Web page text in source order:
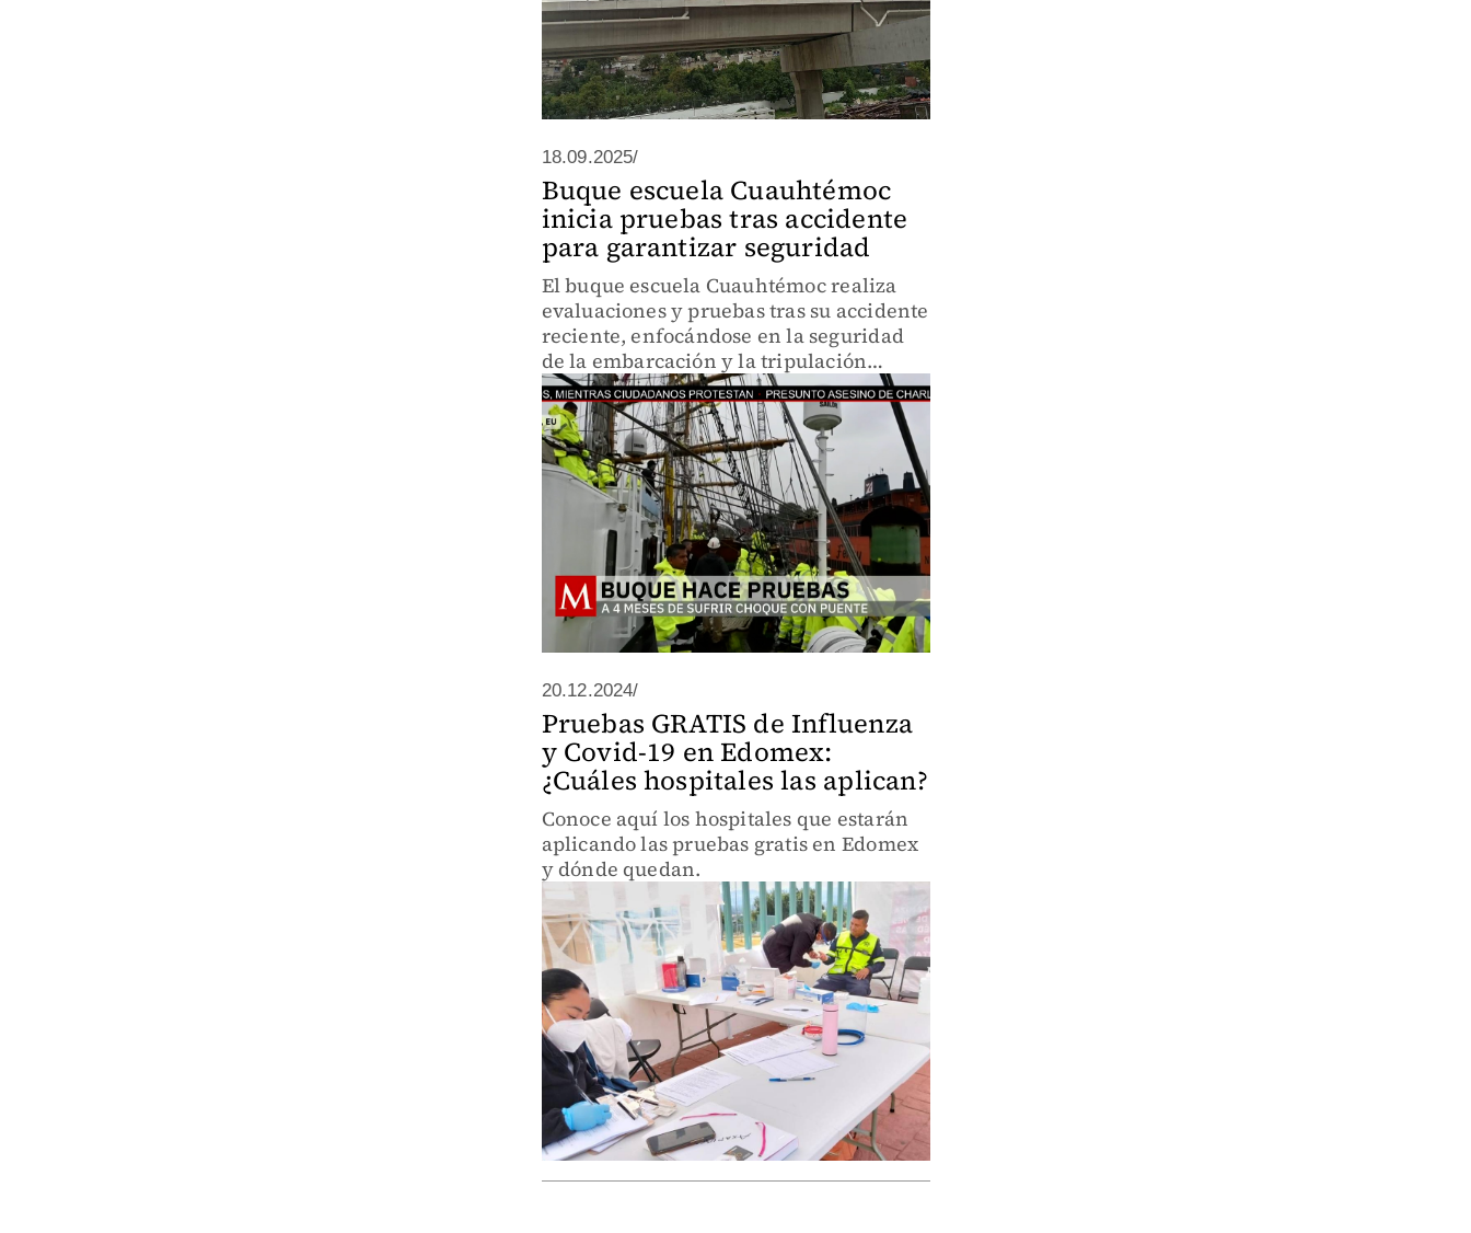
18.09.2025/
Buque escuela Cuauhtémoc
inicia pruebas tras accidente
para garantizar seguridad
El buque escuela Cuauhtémoc realiza
evaluaciones y pruebas tras su accidente
reciente, enfocándose en la seguridad
de la embarcación y la tripulación
durante la navegación.
20.12.2024/
Pruebas GRATIS de Influenza
y Covid-19 en Edomex:
¿Cuáles hospitales las aplican?
Conoce aquí los hospitales que estarán
aplicando las pruebas gratis en Edomex
y dónde quedan.